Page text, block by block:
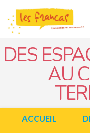
DES
AU
ACCUEIL